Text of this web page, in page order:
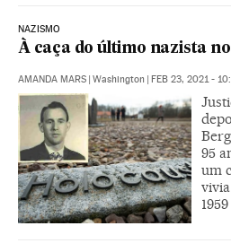
NAZISMO
À caça do último nazista
AMANDA MARS | Washington | FEB 23, 2021 -
95
um
1959